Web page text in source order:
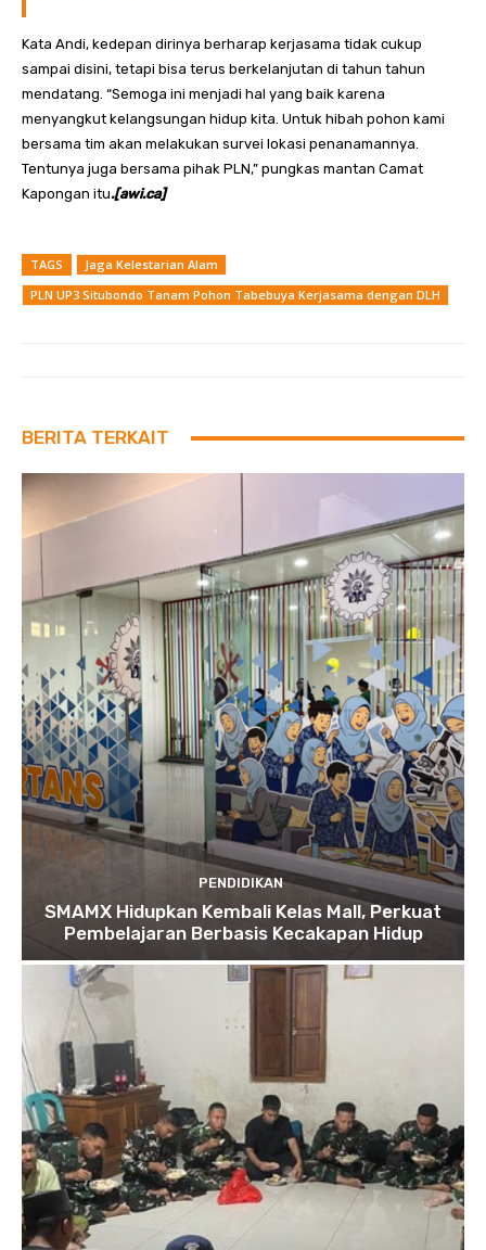
Kata Andi, kedepan dirinya berharap kerjasama tidak cukup
sampai disini, tetapi bisa terus berkelanjutan di tahun tahun
mendatang. “Semoga ini menjadi hal yang baik karena
menyangkut kelangsungan hidup kita. Untuk hibah pohon kami
bersama tim akan melakukan survei lokasi penanamannya.
Tentunya juga bersama pihak PLN,” pungkas mantan Camat
Kapongan itu.[awi.ca]
TAGS
Jaga Kelestarian Alam
PLN UP3 Situbondo Tanam Pohon Tabebuya Kerjasama dengan DLH
BERITA TERKAIT
PENDIDIKAN
SMAMX Hidupkan Kembali Kelas Mall, Perkuat
Pembelajaran Berbasis Kecakapan Hidup